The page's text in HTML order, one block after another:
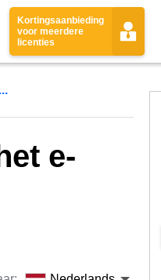
Kortingsaanbieding
voor meerdere
licenties
e-